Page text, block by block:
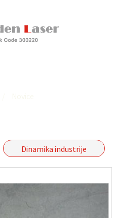
Dinamika industrije